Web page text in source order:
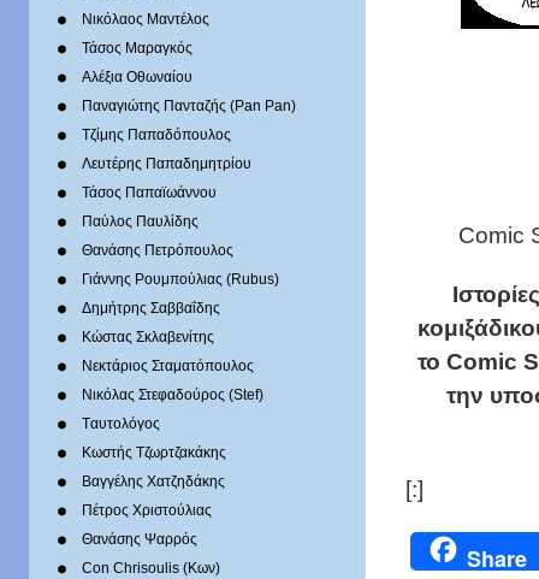
Νικόλαος Μαντέλος
Τάσος Μαραγκός
Αλέξια Οθωναίου
Παναγιώτης Πανταζής (Pan Pan)
Τζίμης Παπαδόπουλος
Λευτέρης Παπαδημητρίου
Τάσος Παπαϊωάννου
Παύλος Παυλίδης
Θανάσης Πετρόπουλος
Γιάννης Ρουμπούλιας (Rubus)
Δημήτρης Σαββαΐδης
Κώστας Σκλαβενίτης
Νεκτάριος Σταματόπουλος
Νικόλας Στεφαδούρος (Stef)
Tαυτολόγος
Κωστής Τζωρτζακάκης
Βαγγέλης Χατζηδάκης
Πέτρος Χριστούλιας
Θανάσης Ψαρρός
Con Chrisoulis (Κων)
Comic
το Comic
την
[:]
Share